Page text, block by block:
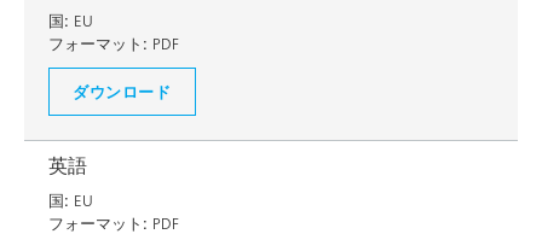
国: EU
フォーマット: PDF
ダウンロード
英語
国: EU
フォーマット: PDF